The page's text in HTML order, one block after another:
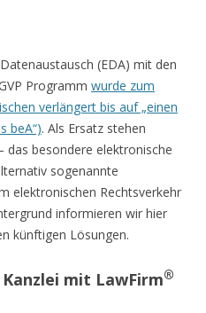
(EDA) mit den
Programm wurde zum
verlängert bis auf „einen
beA“). Als Ersatz stehen
das besondere elektronische
sogenannte
elektronischen Rechtsverkehr
informieren wir hier
künftigen Lösungen.
mit LawFirm®